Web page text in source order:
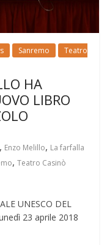
Sanremo
Teatro
HA
LIBRO
, Enzo Melillo, La farfalla
,Teatro Casinò
UNESCO DEL
23 aprile 2018